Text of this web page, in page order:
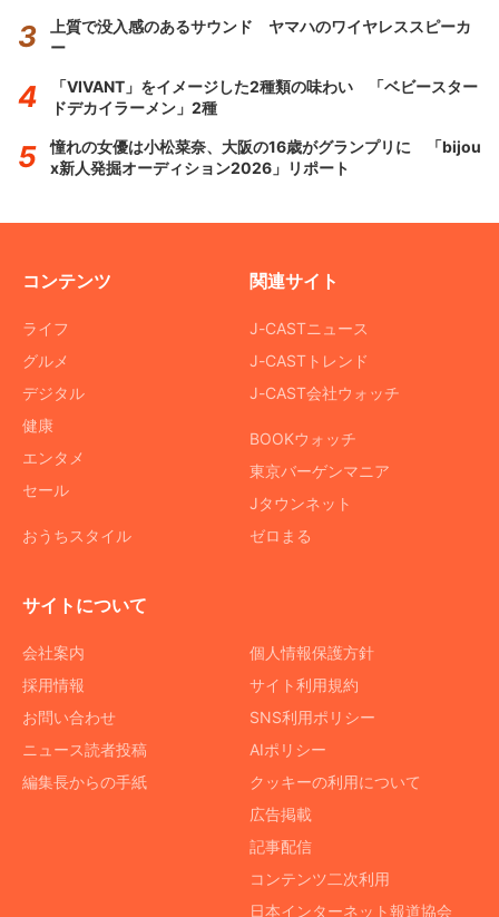
上質で没入感のあるサウンド ヤマハのワイヤレススピーカ
ー
「VIVANT」をイメージした2種類の味わい 「ベビースター
ドデカイラーメン」2種
憧れの女優は小松菜奈、大阪の16歳がグランプリに 「bijou
x新人発掘オーディション2026」リポート
コンテンツ
ライフ
グルメ
デジタル
健康
エンタメ
セール
おうちスタイル
関連サイト
J-CASTニュース
J-CASTトレンド
J-CAST会社ウォッチ
BOOKウォッチ
東京バーゲンマニア
Jタウンネット
ゼロまる
サイトについて
会社案内
採用情報
お問い合わせ
ニュース読者投稿
編集長からの手紙
個人情報保護方針
サイト利用規約
SNS利用ポリシー
AIポリシー
クッキーの利用について
広告掲載
記事配信
コンテンツ二次利用
日本インターネット報道協会